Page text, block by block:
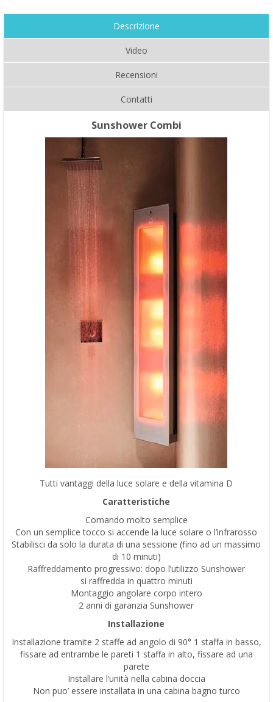
Descrizione
Video
Recensioni
Contatti
Sunshower Combi
Tutti vantaggi della luce solare e della vitamina D
Caratteristiche
Comando molto semplice
Con un semplice tocco si accende la luce solare o l’infrarosso
Stabilisci da solo la durata di una sessione (fino ad un massimo
di 10 minuti)
Raffreddamento progressivo: dopo l’utilizzo Sunshower
si raffredda in quattro minuti
Montaggio angolare corpo intero
2 anni di garanzia Sunshower
Installazione
Installazione tramite 2 staffe ad angolo di 90° 1 staffa in basso,
fissare ad entrambe le pareti 1 staffa in alto, fissare ad una
parete
Installare l’unità nella cabina doccia
Non puo’ essere installata in una cabina bagno turco